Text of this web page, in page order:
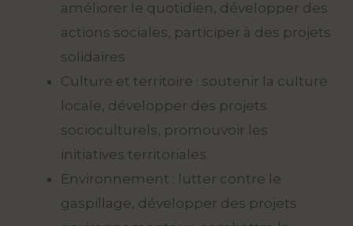
améliorer le quotidien, développer des
actions sociales, participer à des projets
solidaires
Culture et territoire : soutenir la culture
locale, développer des projets
socioculturels, promouvoir les
initiatives territoriales
Environnement : lutter contre le
gaspillage, développer des projets